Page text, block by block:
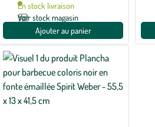
En stock livraison
Voir stock magasin
Ajouter au panier